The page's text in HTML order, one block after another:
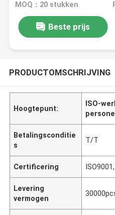
MOQ：20 stukken
Beste prijs
PRODUCTOMSCHRIJVING
Hoogtepunt:
ISO-
Betalingsconditie
s
T/T
Certificering
Levering
vermogen